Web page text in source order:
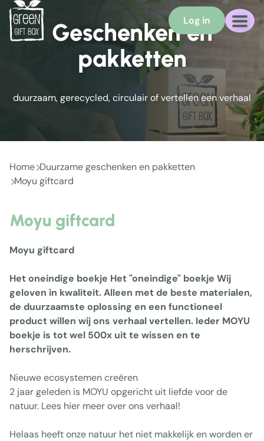
Log in
Geschenken en
pakketten
duurzaam, gerecycled, circulair of vertellen een verhaal
Home Duurzame geschenken en pakketten
Moyu giftcard
Moyu giftcard
Moyu giftcard
Het oneindige boekje Het "oneindige" boekje Wij
geloven in kwaliteit. Alleen met de beste materialen,
de duurzaamste oplossing en een functioneel
product willen wij ons verhaal vertellen. Ieder MOYU
boekje is tot wel 500x uit te wissen en te
herschrijven.
Nieuwe ecosystemen creëren
2 jaar geleden is MOYU opgericht uit liefde voor de
natuur. Lees hier meer over ons verhaal!
Helaas heeft onze natuur het niet makkelijk en worden er